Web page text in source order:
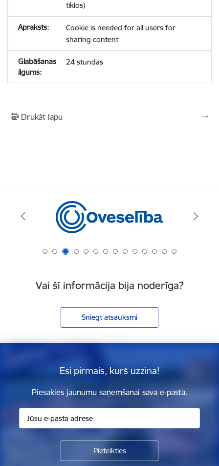
tīklos)
Cookie is needed for all users for
sharing content
24 stundas
Drukāt lapu
Vai šī informācija bija noderīga?
Sniegt atsauksmi
Esi pirmais, kurš uzzina!
Piesakies jaunumu saņemšanai savā e-pastā.